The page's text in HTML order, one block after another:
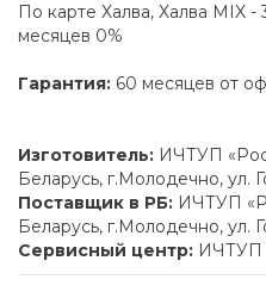
По карте Халва, Халва MIX -
месяцев 0%
Гарантия: 60 месяцев от
Изготовитель: ИЧТУП
Беларусь, г.Молодечно, ул.
Поставщик в РБ: ИЧТУП
Беларусь, г.Молодечно, ул.
Сервисный центр: ИЧТУП